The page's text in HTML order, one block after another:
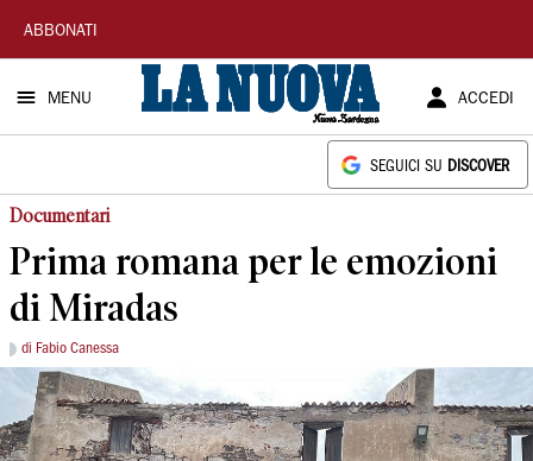
La
Nuova
Sardegna
ABBONATI
MENU ACCEDI
SEGUICI SU DISCOVER
Documentari
Prima romana per le emozioni
di Miradas
di Fabio Canessa